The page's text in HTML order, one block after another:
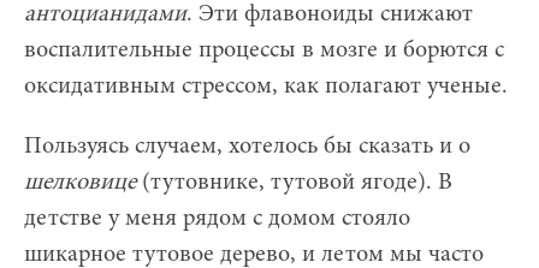
антоцианидами. Эти флавоноиды снижают
воспалительные процессы в мозге и борются с
оксидативным стрессом, как полагают ученые.
Пользуясь случаем, хотелось бы сказать и о
шелковице(тутовнике, тутовой ягоде). В
детстве у меня рядом с домом стояло
шикарное тутовое дерево, и летом мы часто